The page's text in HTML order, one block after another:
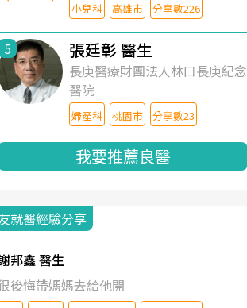
小兒科 高雄市 分享數226
5 張廷彰 醫生
長庚醫療財團法人林口長庚紀念
醫院
婦產科 桃園市 分享數23
我要推薦良醫
就醫經驗分享
邦鑫 醫生
後悔帶媽媽去給他開